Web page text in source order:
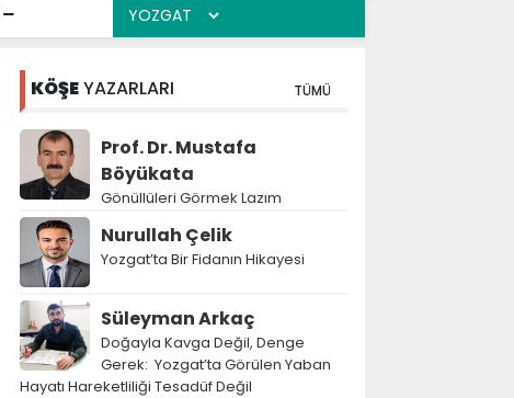
KÖŞEYAZARLARI TÜMÜ
Prof. Dr. Mustafa
Böyükata
Gönüllüleri Görmek Lazım
Nurullah Çelik
Yozgat’ta Bir Fidanın Hikayesi
Süleyman Arkaç
Doğayla Kavga Değil, Denge
Gerek: Yozgat’ta Görülen Yaban
Hayatı Hareketliliği Tesadüf Değil